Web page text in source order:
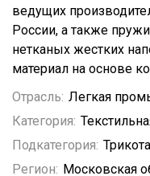
ведущих
России, а также
нетканых жестких
материал на основе
Отрасль: Легкая
Категория:
Подкатегория:
Регион: Московская